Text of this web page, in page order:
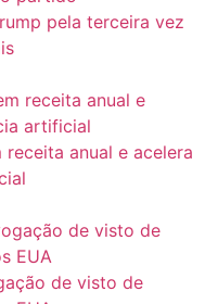
pela terceira vez
anual e acelera
de visto de